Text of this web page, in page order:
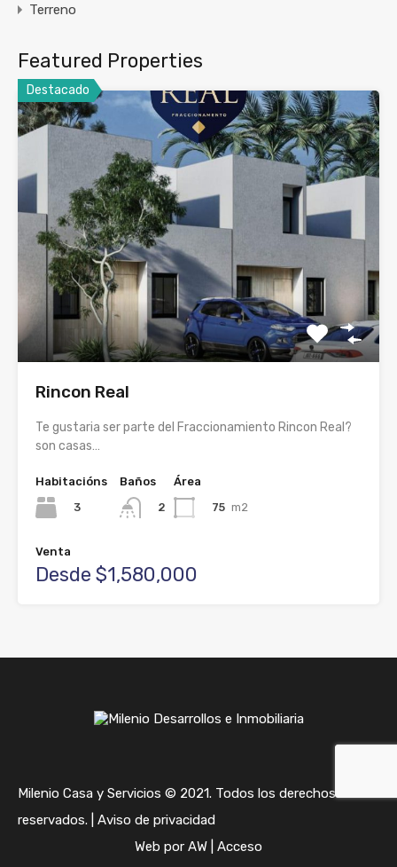
Terreno
Featured Properties
Destacado
Rincon Real
Te gustaria ser parte del Fraccionamiento Rincon Real?
son casas…
Habitacións
3
Baños
2
Área
75 m2
Venta
Desde $1,580,000
Milenio Casa y Servicios © 2021. Todos los derechos
reservados. | Aviso de privacidad
Web por AW Acceso